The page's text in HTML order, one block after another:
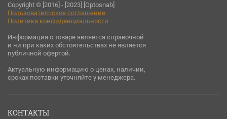
Copyright © [2016] - [2023] [Optosnab]
Пользовательское соглашение
Политика конфиденциальности
Информация о товаре является справочной
и ни при каких обстоятельствах не является
публичной офертой.
Актуальную информацию о ценах, наличии,
сроках поставки уточняйте у менеджера.
КОНТАКТЫ